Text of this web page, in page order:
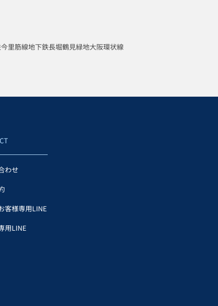
里筋線地下鉄長堀鶴見緑地大阪環状線
わせ
客様専用LINE
用LINE